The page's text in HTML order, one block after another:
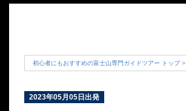
初心者にもおすすめの富士山専門ガイドツアー トップ>
2023年05月05日出発